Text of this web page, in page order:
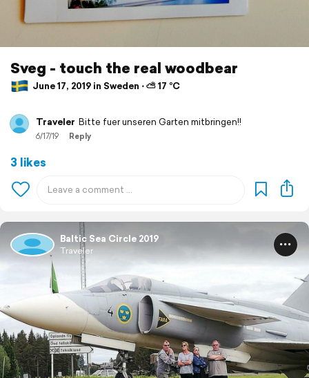
Sveg - touch the real woodbear
June 17, 2019 in Sweden ⋅ ⛅ 17 °C
Traveler Bitte fuer unseren Garten mitbringen!!
6/17/19 Reply
3 likes
Baltic Sea Circle 2019
Traveler